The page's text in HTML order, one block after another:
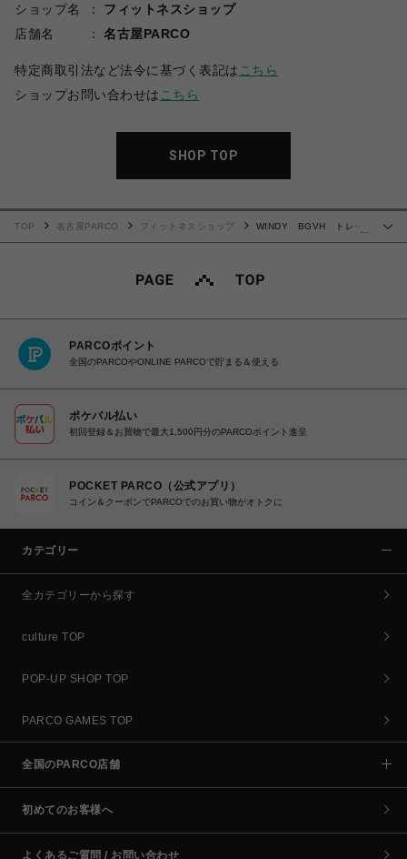
ショップ名
フィットネスショップ
店舗名
名古屋PARCO
特定商取引法など法令に基づく表記は こちら
ショップお問い合わせは こちら
SHOP TOP
TOP 名古屋PARCO フィットネスショップ
WINDY BGVH トレー
PARCOポイント
全国のPARCOやONLINE PARCOで貯まる＆使える
ポケパル払い
初回登録＆お買物で最大1,500円分のPARCOポイント進呈
POCKET PARCO（公式アプリ）
コイン＆クーポンでPARCOでのお買い物がオトクに
カテゴリー
全カテゴリーから探す
culture TOP
POP-UP SHOP TOP
PARCO GAMES TOP
全国のPARCO店舗
初めてのお客様へ
よくあるご質問 / お問い合わせ